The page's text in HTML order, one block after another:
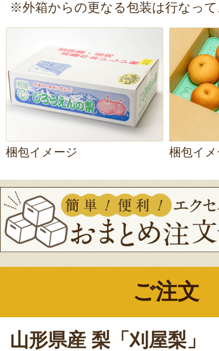
※外箱からの更なる包装は行なっ
梱包イメージ 梱包イ
ご注文
山形県産 梨「刈屋梨」